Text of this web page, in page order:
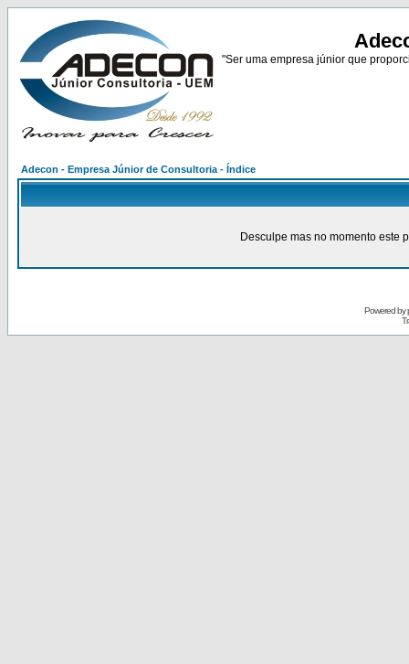
"Ser uma empresa júnior que
Adecon - Empresa Júnior de Consultoria - Índice
Desculpe mas no momento este
Powered by